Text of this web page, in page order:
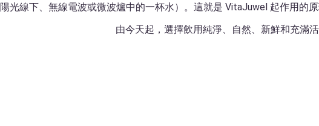
陽光線下、無線電波或微波爐中的一杯水）。這就是 VitaJuwel 起作用的
由今天起，選擇飲用純淨、自然、新鮮和充滿活